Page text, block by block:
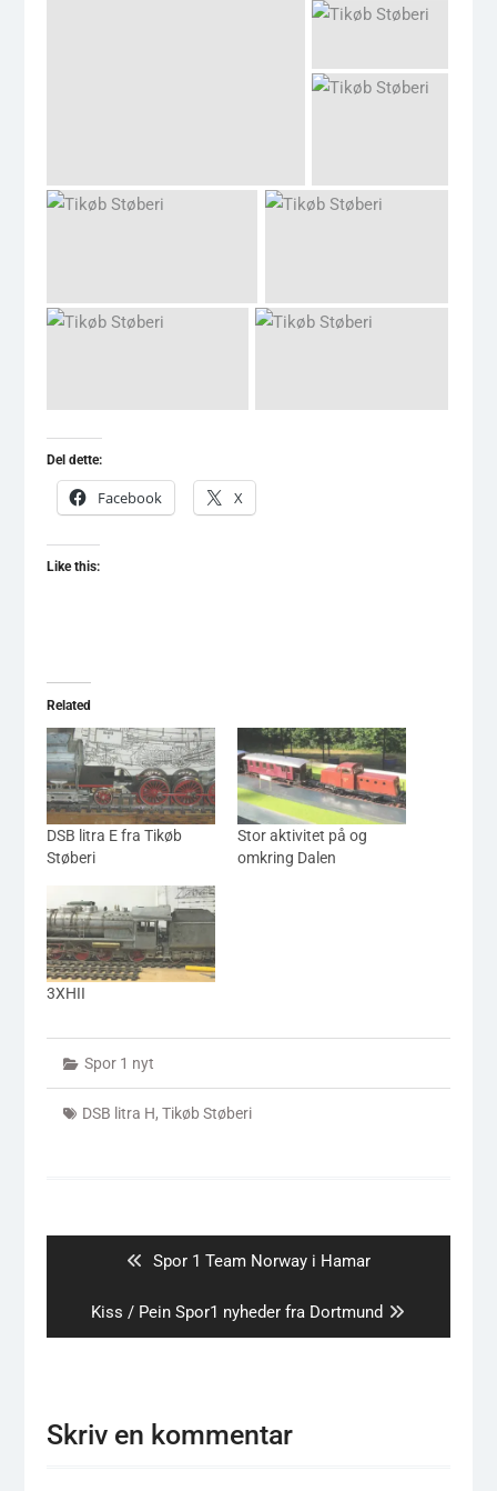
Del dette:
Facebook X
Like this:
Related
DSB litra E fra Tikøb
Støberi
Stor aktivitet på og
omkring Dalen
3XHII
Spor 1 nyt
DSB litra H, Tikøb Støberi
Previous
Spor 1 Team Norway i Hamar
Next
post:
Kiss / Pein Spor1 nyheder fra Dortmund
Skriv en kommentar